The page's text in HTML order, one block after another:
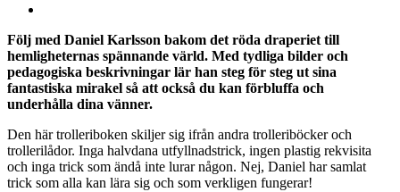
Följ med Daniel Karlsson bakom det röda draperiet till
hemligheternas spännande värld. Med tydliga bilder och
pedagogiska beskrivningar lär han steg för steg ut sina
fantastiska mirakel så att också du kan förbluffa och
underhålla dina vänner.
Den här trolleriboken skiljer sig ifrån andra trolleriböcker och
trollerilådor. Inga halvdana utfyllnadstrick, ingen plastig rekvisita
och inga trick som ändå inte lurar någon. Nej, Daniel har samlat
trick som alla kan lära sig och som verkligen fungerar!